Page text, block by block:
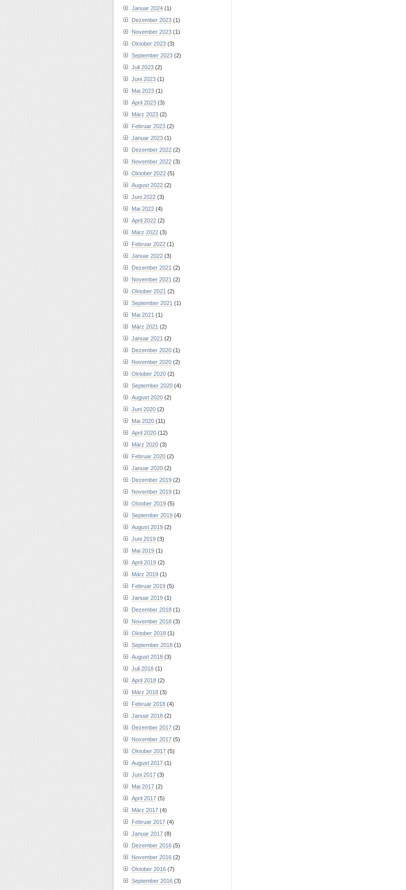
Januar 2024 (1)
Dezember 2023 (1)
November 2023 (1)
Oktober 2023 (3)
September 2023 (2)
Juli 2023 (2)
Juni 2023 (1)
Mai 2023 (1)
April 2023 (3)
März 2023 (2)
Februar 2023 (2)
Januar 2023 (1)
Dezember 2022 (2)
November 2022 (3)
Oktober 2022 (5)
August 2022 (2)
Juni 2022 (3)
Mai 2022 (4)
April 2022 (2)
März 2022 (3)
Februar 2022 (1)
Januar 2022 (3)
Dezember 2021 (2)
November 2021 (2)
Oktober 2021 (2)
September 2021 (1)
Mai 2021 (1)
März 2021 (2)
Januar 2021 (2)
Dezember 2020 (1)
November 2020 (2)
Oktober 2020 (2)
September 2020 (4)
August 2020 (2)
Juni 2020 (2)
Mai 2020 (11)
April 2020 (12)
März 2020 (3)
Februar 2020 (2)
Januar 2020 (2)
Dezember 2019 (2)
November 2019 (1)
Oktober 2019 (5)
September 2019 (4)
August 2019 (2)
Juni 2019 (3)
Mai 2019 (1)
April 2019 (2)
März 2019 (1)
Februar 2019 (5)
Januar 2019 (1)
Dezember 2018 (1)
November 2018 (3)
Oktober 2018 (1)
September 2018 (1)
August 2018 (3)
Juli 2018 (1)
April 2018 (2)
März 2018 (3)
Februar 2018 (4)
Januar 2018 (2)
Dezember 2017 (2)
November 2017 (5)
Oktober 2017 (5)
August 2017 (1)
Juni 2017 (3)
Mai 2017 (2)
April 2017 (5)
März 2017 (4)
Februar 2017 (4)
Januar 2017 (8)
Dezember 2016 (5)
November 2016 (2)
Oktober 2016 (7)
September 2016 (3)